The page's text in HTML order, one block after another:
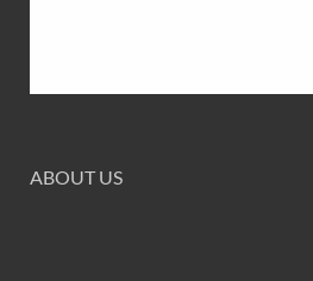
ABOUT US